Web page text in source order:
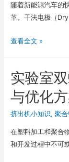
随着新能源汽车的
革。干法电极（
查看全文 »
实验室
与优化
挤出机小知识, 聚
在塑料加工和聚合
和开发过程中不可